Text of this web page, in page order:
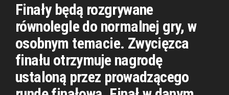
Finały będą rozgrywane
równolegle do normalnej gry, w
osobnym temacie. Zwycięzca
finału otrzymuje nagrodę
ustaloną przez prowadzącego